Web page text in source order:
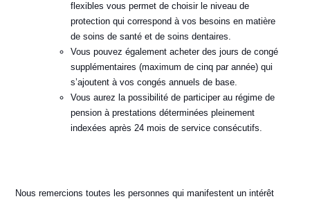
flexibles vous permet de choisir le niveau de
protection qui correspond à vos besoins en matière
de soins de santé et de soins dentaires.
Vous pouvez également acheter des jours de congé
supplémentaires (maximum de cinq par année) qui
s’ajoutent à vos congés annuels de base.
Vous aurez la possibilité de participer au régime de
pension à prestations déterminées pleinement
indexées après 24 mois de service consécutifs.
Nous remercions toutes les personnes qui manifestent un intérêt